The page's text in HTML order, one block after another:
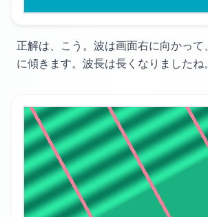
正解は、こう。 波は画面右に向かって、
に傾きます。 波長は長くなりましたね。